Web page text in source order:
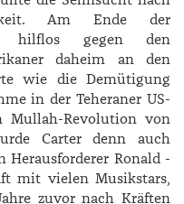
Am Ende der
hilflos gegen den
daheim an den
wie die Demütigung
in der Teheraner US-
Mullah-­Revolution von
­Carter denn auch
Herausforderer ­Ronald
mit vielen Musikstars,
zuvor nach Kräften